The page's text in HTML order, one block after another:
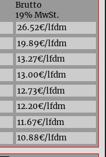
Brutto
19% MwSt.
26.52€/lfdm
19.89€/lfdm
13.27€/lfdm
13.00€/lfdm
12.73€/lfdm
12.20€/lfdm
11.67€/lfdm
10.88€/lfdm